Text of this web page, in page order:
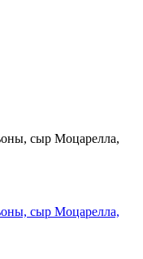
сыр Моцарелла,
сыр Моцарелла,